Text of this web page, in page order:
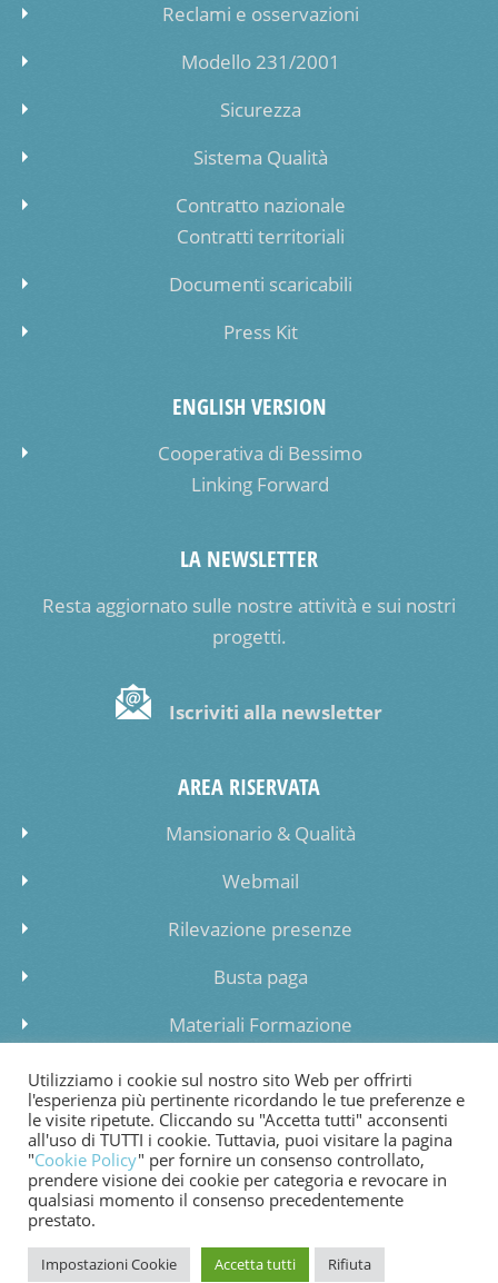
Reclami e osservazioni
Modello 231/2001
Sicurezza
Sistema Qualità
Contratto nazionale
Contratti territoriali
Documenti scaricabili
Press Kit
ENGLISH VERSION
Cooperativa di Bessimo
Linking Forward
LA NEWSLETTER
Resta aggiornato sulle nostre attività e sui nostri
progetti.
Iscriviti alla newsletter
AREA RISERVATA
Mansionario & Qualità
Webmail
Rilevazione presenze
Busta paga
Materiali Formazione
Inserimento dati lista di attesa
COOKIE POLICY PRIVACY POLICY
WHISTLEBLOWING
© 2024 Copyright Cooperativa di Bessimo
Utilizziamo i cookie sul nostro sito Web per offrirti
l'esperienza più pertinente ricordando le tue preferenze e
le visite ripetute. Cliccando su "Accetta tutti" acconsenti
all'uso di TUTTI i cookie. Tuttavia, puoi visitare la pagina
"Cookie Policy" per fornire un consenso controllato,
prendere visione dei cookie per categoria e revocare in
qualsiasi momento il consenso precedentemente
prestato.
Impostazioni Cookie Accetta tutti Rifiuta